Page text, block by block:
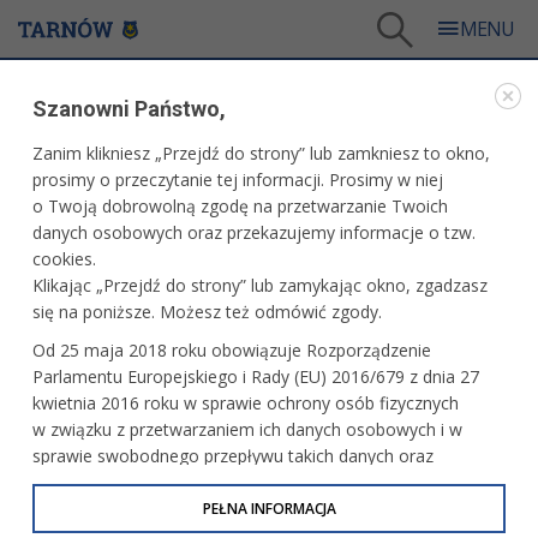
Komisja Rewizyjna Rady Miejskiej w Tarnowie
KOMISJE RADY MIEJSKIEJ 2018-2023
KOMISJA REWIZYJNA RADY MIEJSKIEJ W
TARNOWIE
Skład komisji:
Anna Krakowska - przewodnicząca Komisji
Grażyna Barwacz
Sebastian Stepek
Grzegorz Światłowski
Mirosław Biedroń
Przedmiotem działania Komisji Rewizyjnej jest kontrola
Szanowni Państwo,
Zanim klikniesz „Przejdź do strony” lub zamkniesz to okno,
prosimy o przeczytanie tej informacji. Prosimy w niej
o Twoją dobrowolną zgodę na przetwarzanie Twoich
danych osobowych oraz przekazujemy informacje o tzw.
cookies.
Klikając „Przejdź do strony” lub zamykając okno, zgadzasz
się na poniższe. Możesz też odmówić zgody.
Od 25 maja 2018 roku obowiązuje Rozporządzenie
Parlamentu Europejskiego i Rady (EU) 2016/679 z dnia 27
kwietnia 2016 roku w sprawie ochrony osób fizycznych
w związku z przetwarzaniem ich danych osobowych i w
sprawie swobodnego przepływu takich danych oraz
uchylenia dyrektywy 95/46/WE (określane jako RODO, GDPR
lub Ogólne Rozporządzenie o Ochronie Danych
PEŁNA INFORMACJA